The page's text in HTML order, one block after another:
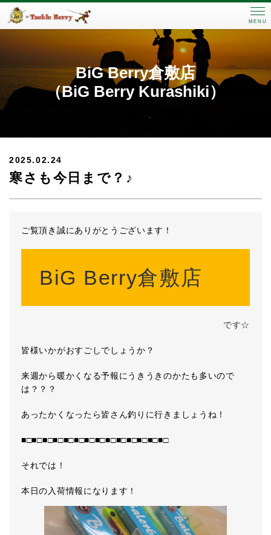
MENU
BiG Berry倉敷店
（BiG Berry Kurashiki）
2025.02.24
寒さも今日まで？♪
ご覧頂き誠にありがとうございます！
BiG Berry倉敷店
です☆
皆様いかがおすごしでしょうか？
来週から暖かくなる予報にうきうきのかたも多いので
は？？？
あったかくなったら皆さん釣りに行きましょうね！
■□■□■□■□■□■□■□■□■□■□■□■□■□■□
それでは！
本日の入荷情報になります！